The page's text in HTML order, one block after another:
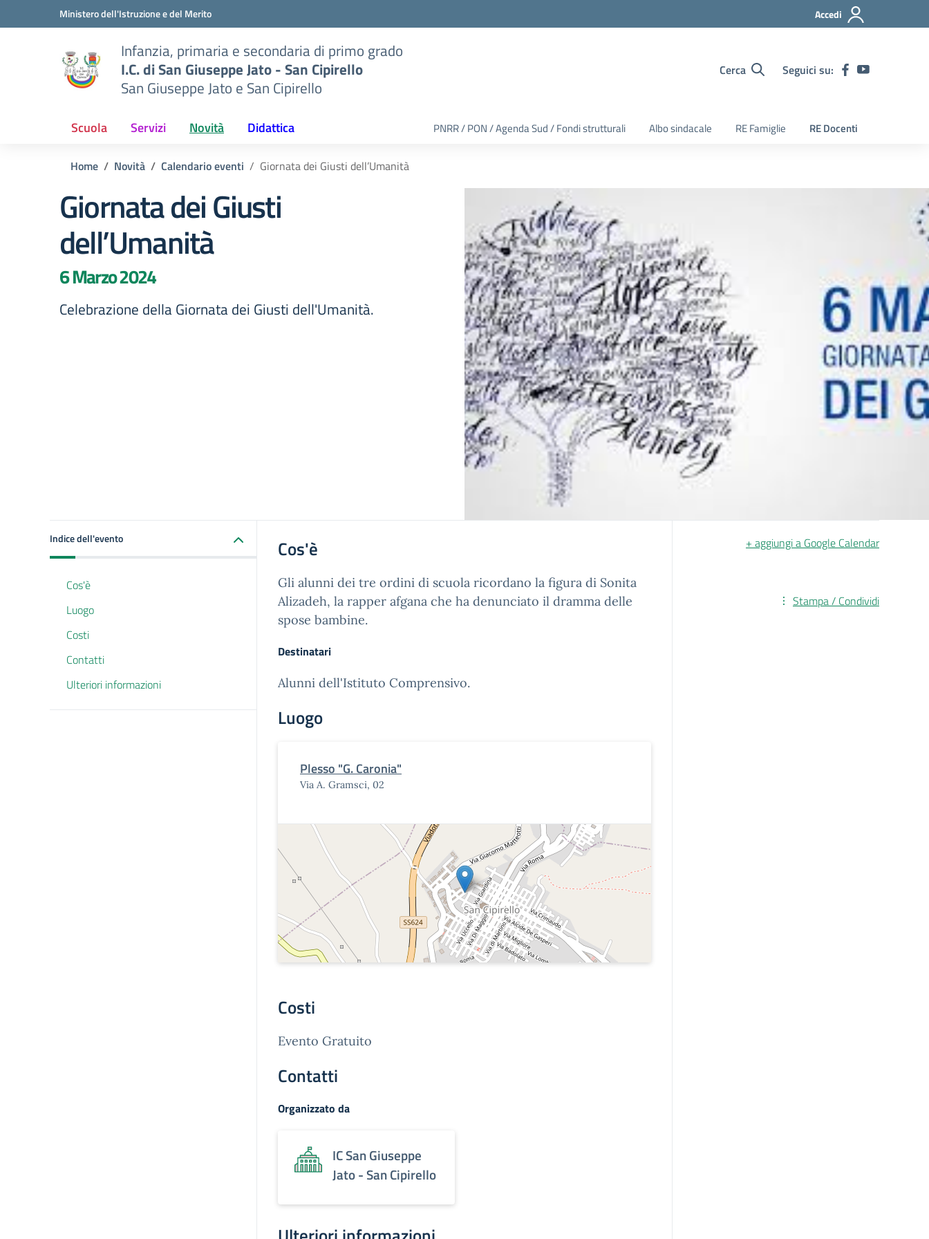
Vai ai contenuti
Vai al menu di navigazioneMinistero dell'Istruzione e del Merito Accedi
Infanzia, primaria e secondaria di primo grado
I.C. di San Giuseppe Jato - San Cipirello
San Giuseppe Jato e San Cipirello
Cerca Seguici su:
Scuola Servizi Novità Didattica PNRR / PON / Agenda Sud / Fondi strutturali Albo sindacale RE Famiglie RE Docenti
Home Novità Calendario eventi Giornata dei Giusti dell’Umanità
Giornata dei Giusti
dell’Umanità
6 Marzo 2024
Celebrazione della Giornata dei Giusti dell'Umanità.
Indice dell'evento
Cos'è
Luogo
Costi
Contatti
Ulteriori informazioni
Cos'è
Gli alunni dei tre ordini di scuola ricordano la figura di Sonita
Alizadeh, la rapper afgana che ha denunciato il dramma delle
spose bambine.
Destinatari
Alunni dell'Istituto Comprensivo.
Luogo
Plesso "G. Caronia"
Via A. Gramsci, 02
Costi
Evento Gratuito
Contatti
Organizzato da
IC San Giuseppe
Jato - San Cipirello
+ aggiungi a Google Calendar
Stampa / Condividi